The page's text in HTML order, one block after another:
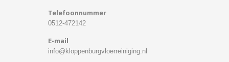
Telefoonnummer
0512-472142
E-mail
info@kloppenburgvloerreiniging.nl